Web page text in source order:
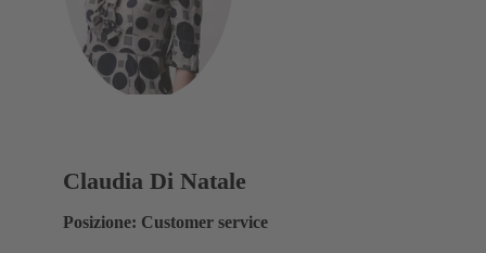
Claudia Di Natale
Posizione: Customer service